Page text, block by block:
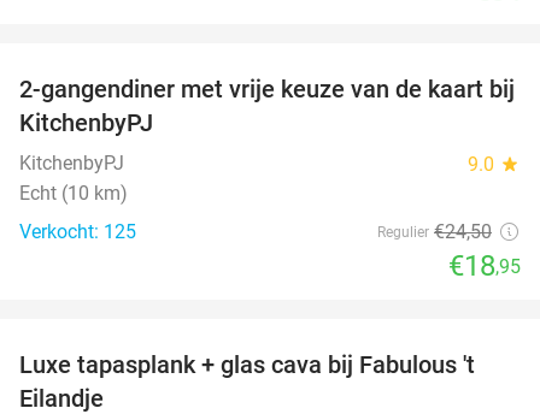
23%
2-gangendiner met vrije keuze van de kaart bij
KitchenbyPJ
KitchenbyPJ 9.0 star
Echt (10 km)
Verkocht: 125
Regulier €24,50
€18,95
28%
Luxe tapasplank + glas cava bij Fabulous 't
Eilandje